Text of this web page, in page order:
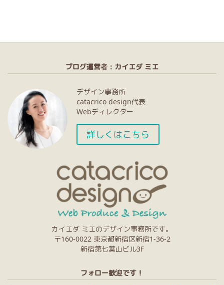
ブログ運営者：カイエダ ミエ
デザイン事務所
catacrico design代表
Webディレクター
詳しくはこちら
カイエダ ミエのデザイン事務所です。
〒160-0022 東京都新宿区新宿1-36-2
新宿第七葉山ビル3F
フォロー歓迎です！